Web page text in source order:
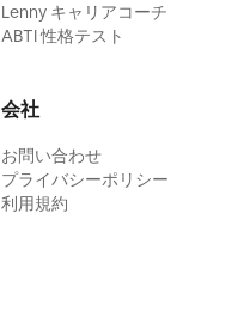
Lenny キャリアコーチ
ABTI 性格テスト
会社
お問い合わせ
プライバシーポリシー
利用規約